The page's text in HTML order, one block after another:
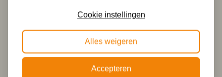
Tiffany Wandlamp
Lovely Gentian
Blue
Tiffany Hanglamp
Gentian Blue
Cookie instellingen
Alles weigeren
Accepteren